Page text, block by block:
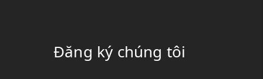
Đăng ký chúng tôi